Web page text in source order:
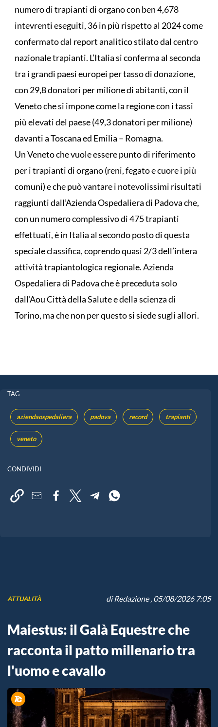
numero di trapianti di organo con ben 4,678
intevrenti eseguiti, 36 in più rispetto al 2024 come
confermato dal report analitico stilato dal centro
nazionale trapianti. L’Italia si conferma al seconda
tra i grandi paesi europei per tasso di donazione,
con 29,8 donatori per milione di abitanti, con il
Veneto che si impone come la regione con i tassi
più elevati del paese (49,3 donatori per milione)
davanti a Toscana ed Emilia – Romagna.
Un Veneto che vuole essere punto di riferimento
per i trapianti di organo (reni, fegato e cuore i più
comuni) e che può vantare i notevolissimi risultati
raggiunti dall’Azienda Ospedaliera di Padova che,
con un numero complessivo di 475 trapianti
effettuati, è in Italia al secondo posto di questa
speciale classifica, coprendo quasi 2/3 dell’intera
attività trapiantologica regionale. Azienda
Ospedaliera di Padova che è preceduta solo
dall’Aou Città della Salute e della scienza di
Torino, ma che non per questo si siede sugli allori.
TAG
aziendaospedaliera padova record trapianti
veneto
CONDIVIDI
ATTUALITÀ diRedazione, 05/08/2026 7:05
Maiestus: il Galà Equestre che
racconta il patto millenario tra
l'uomo e cavallo